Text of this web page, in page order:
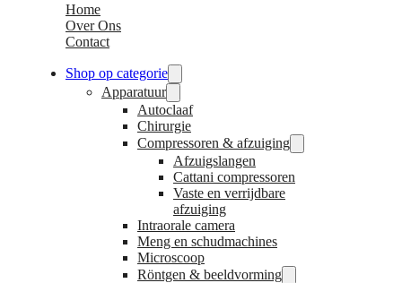
Home
Over Ons
Contact
Shop op categorie
Apparatuur
Autoclaaf
Chirurgie
Compressoren & afzuiging
Afzuigslangen
Cattani compressoren
Vaste en verrijdbare
afzuiging
Intraorale camera
Meng en schudmachines
Microscoop
Röntgen & beeldvorming